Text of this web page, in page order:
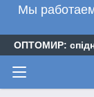
Мы
ОПТОМИР: